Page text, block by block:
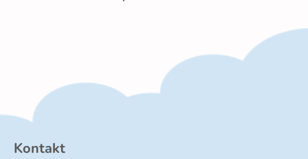
c
Kontakt